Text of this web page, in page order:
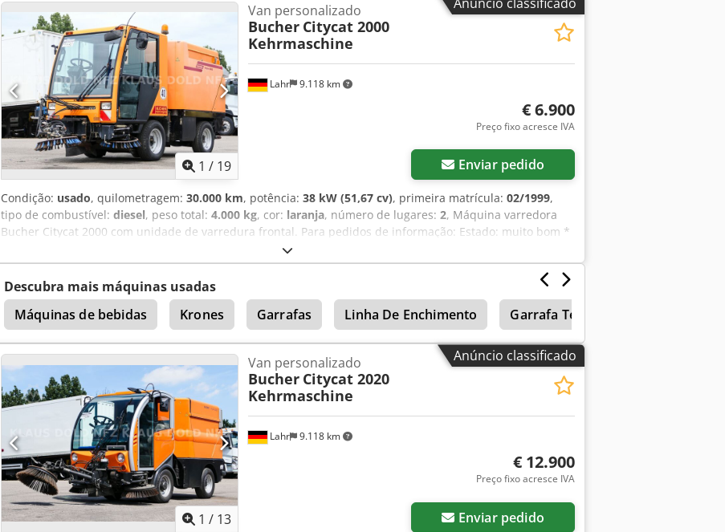
vendas intermediárias e erros reservados.
1 / 19
Lahr 9.118 km
Van personalizado
Bucher Citycat 2000
Kehrmaschine
€ 6.900
Preço fixo acresce IVA
Enviar pedido
Condição: usado, quilometragem: 30.000 km, potência: 38 kW (51,67 cv), primeira matrícula: 02/1999,
tipo de combustível: diesel, peso total: 4.000 kg, cor: laranja, número de lugares: 2, Máquina varredora
Bucher Citycat 2000 com unidade de varredura frontal. Para pedidos de informação: Estado: muito bom *
Fabricante: Bucher * Modelo: CityCat 2000 * Cabine fechada com boa visibilidade em 360º * Escova lateral
esquerda * Escova lateral direita * Escova frontal * Recipiente de sucção Credpfx Aszq Ipxecnsf ----Preço:
6900 € + 19% de IVA Para mais informações, pode contactar-nos através dos seguintes números de
telefone: Nós falamos: alemão, inglês, francês e...? Salvo erros, omissões e vendas prévias.
Descubra mais máquinas usadas
Máquinas de bebidas
Krones Garrafas Linha De Enchimento Garrafa Térmica
Anúncio classificado
1 / 13
Lahr 9.118 km
Van personalizado
Bucher Citycat 2020
Kehrmaschine
€ 12.900
Preço fixo acresce IVA
Enviar pedido